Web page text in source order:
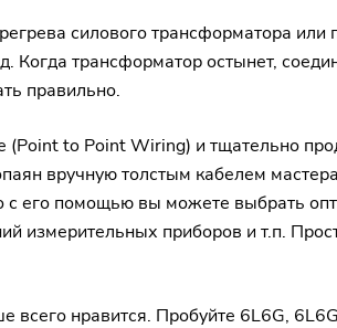
силового трансформатора или
Когда трансформатор остынет,
правильно.
(Point to Point Wiring) и тщательно
вручную толстым кабелем
с его помощью вы можете выбрать
измерительных приборов и т.п.
всего нравится. Пробуйте 6L6G,